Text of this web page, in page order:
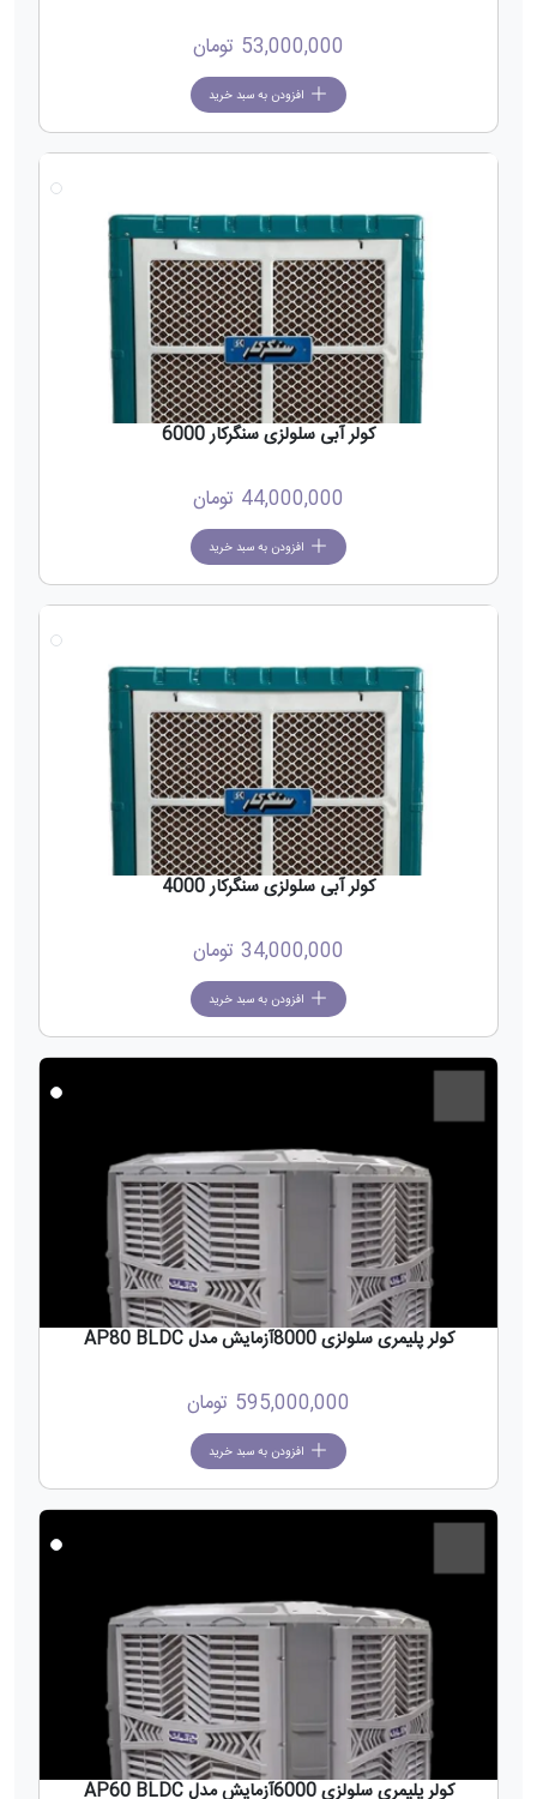
53,000,000 تومان
افزودن به سبد خرید
کولر آبی سلولزی سنگرکار 6000
44,000,000 تومان
افزودن به سبد خرید
کولر آبی سلولزی سنگرکار 4000
34,000,000 تومان
افزودن به سبد خرید
کولر پلیمری سلولزی 8000آزمایش مدل AP80 BLDC
595,000,000 تومان
افزودن به سبد خرید
کولر پلیمری سلولزی 6000آزمایش مدل AP60 BLDC